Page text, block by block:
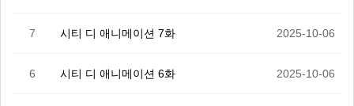
7 시티 디 애니메이션 7화 2025-10-06
6 시티 디 애니메이션 6화 2025-10-06